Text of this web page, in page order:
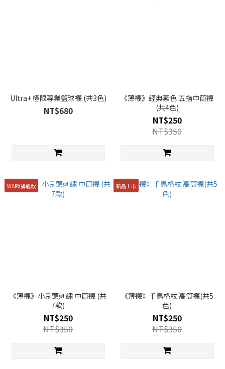
Ultra+ 極限專業籃球襪 (共3色)
NT$680
《薄襪》經典素色 五指中筒襪
(共4色)
NT$250
NT$350
WARX旗艦款
《薄襪》小鬼頭刺繡 中筒襪 (共
7款)
NT$250
NT$350
新品上市
《薄襪》千鳥格紋 高筒襪(共5
色)
NT$250
NT$350